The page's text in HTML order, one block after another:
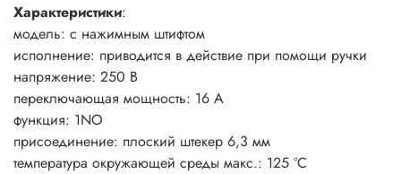
Характеристики:
модель: с нажимным штифтом
исполнение: приводится в действие при помощи ручки
напряжение: 250 В
переключающая мощность: 16 А
функция: 1NO
присоединение: плоский штекер 6,3 мм
температура окружающей среды макс.: 125 °C